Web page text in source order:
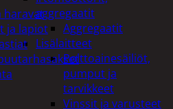
aggregaatit
Aggregaatit
Lisälaitteet
Polttoainesäiliöt,
pumput ja
tarvikkeet
Vinssit ja varusteet
haravat
ja lapiot